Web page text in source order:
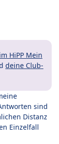
HiPP Mein
deine Club-
sind
Distanz
Einzelfall